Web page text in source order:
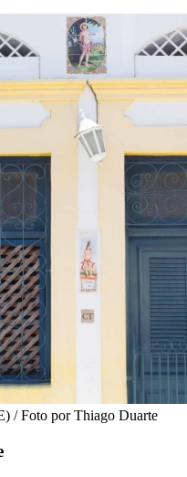
/ Foto por Thiago Duarte